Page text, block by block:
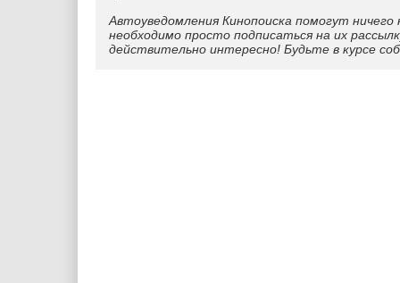
Автоуведомления Кинопоиска помогут
необходимо просто подписаться на их
действительно интересно! Будьте в курсе